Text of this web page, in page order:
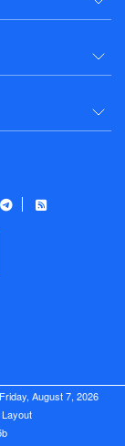
Friday, August 7, 2026